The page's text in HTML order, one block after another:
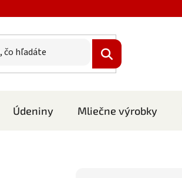
Údeniny Mliečne výrobky